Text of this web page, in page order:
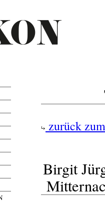
zurück
Birgit